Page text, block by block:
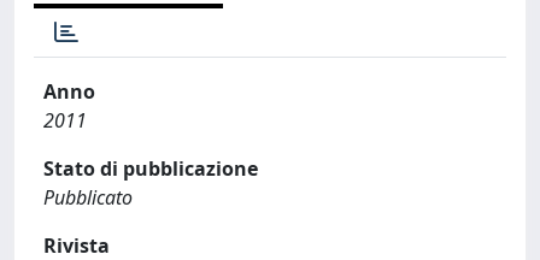
Anno
2011
Stato di pubblicazione
Pubblicato
Rivista